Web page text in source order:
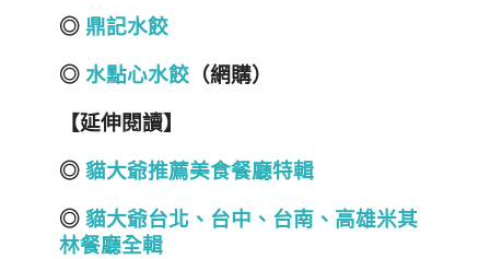
◎ 鼎記水餃
◎ 水點心水餃 （網購）
【延伸閱讀】
◎ 貓大爺推薦美食餐廳特輯
◎ 貓大爺台北 、 台中 、 台南 、 高雄米其
林餐廳全輯